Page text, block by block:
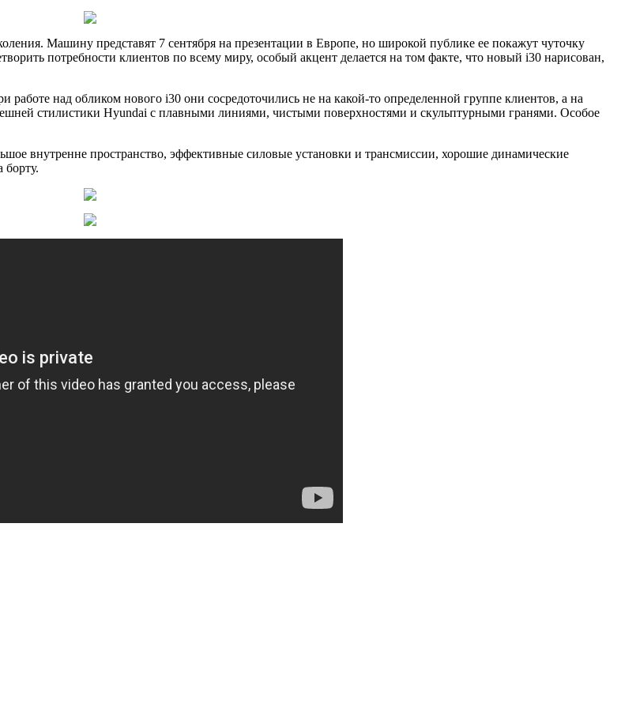
Машину представят 7 сентября на презентации в Европе, но широкой публике ее покажут чуточку
потребности клиентов по всему миру, особый акцент делается на том факте, что новый i30 нарисован,
над обликом нового i30 они сосредоточились не на какой-то определенной группе клиентов, а на
стилистики Hyundai с плавными линиями, чистыми поверхностями и скульптурными гранями. Особое
внутренне пространство, эффективные силовые установки и трансмиссии, хорошие динамические
борту.